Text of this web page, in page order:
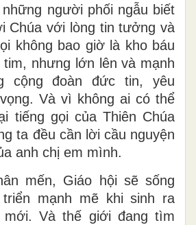
người phối ngẫu biết
Chúa với lòng tin tưởng và
không bao giờ là kho báu
nhưng lớn lên và mạnh
cộng đoàn đức tin, yêu
Và vì không ai có thể
tiếng gọi của Thiên Chúa
ta đều cần lời cầu nguyện
anh chị em mình.
mến, Giáo hội sẽ sống
mạnh mẽ khi sinh ra
Và thế giới đang tìm